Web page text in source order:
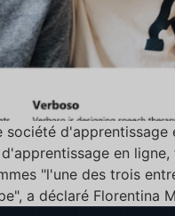
société
en
"l'une des trois
a déclaré Florentina